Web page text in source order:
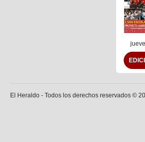
El Heraldo - Todos los derechos reservados ©